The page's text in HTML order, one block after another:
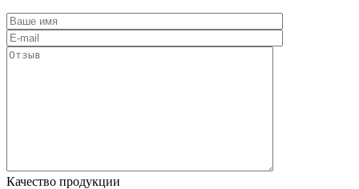
Качество продукции